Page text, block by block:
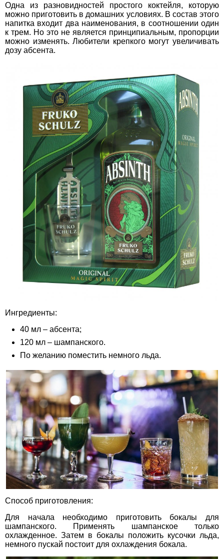
Одна из разновидностей простого коктейля, которую
можно приготовить в домашних условиях. В состав этого
напитка входит два наименования, в соотношении один
к трем. Но это не является принципиальным, пропорции
можно изменять. Любители крепкого могут увеличивать
дозу абсента.
Ингредиенты:
40 мл – абсента;
120 мл – шампанского.
По желанию поместить немного льда.
Способ приготовления:
Для начала необходимо приготовить бокалы для
шампанского. Применять шампанское только
охлажденное. Затем в бокалы положить кусочки льда,
немного пускай постоит для охлаждения бокала.